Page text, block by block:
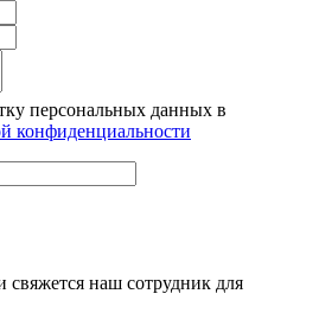
персональных данных в
конфиденциальности
наш сотрудник для